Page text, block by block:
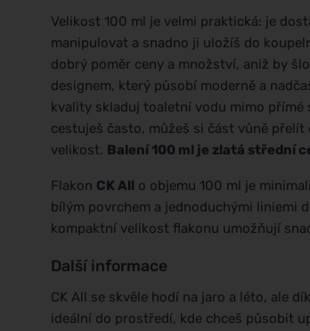
Velikost 100 ml je velmi praktická: je
manipulovat a snadno ji uložíš do
dobrý poměr ceny a množství, aniž by
designem, který působí moderně a
kvality skladuj toaletní vodu mimo
cestuješ často, můžeš si část vůně přelít
velikost. Balení 100 ml je zlatá střední
Flakon CK All o objemu 100 ml je
bílým povrchem a jednoduchými liniemi
kompaktní velikost flakonu umožňují
Další informace
CK All se skvěle hodí na jaro a léto, ale
ideální do prostředí, kde chceš působit